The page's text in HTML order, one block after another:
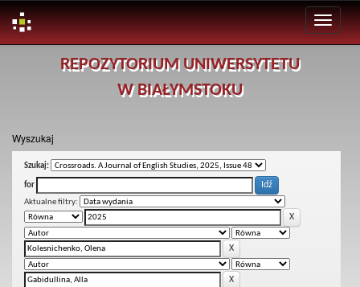
REPOZYTORIUM UNIWERSYTETU
W BIAŁYMSTOKU
Wyszukaj
Szukaj:
for
Aktualne filtry: